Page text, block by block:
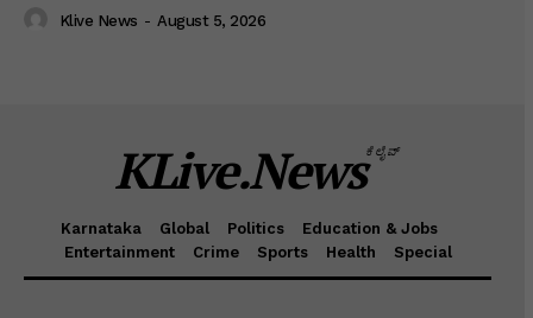
Klive News - August 5, 2026
KLive.Newsಕೆಲೈವ್
Karnataka Global Politics
Education & Jobs
Entertainment
Crime Sports Health Special